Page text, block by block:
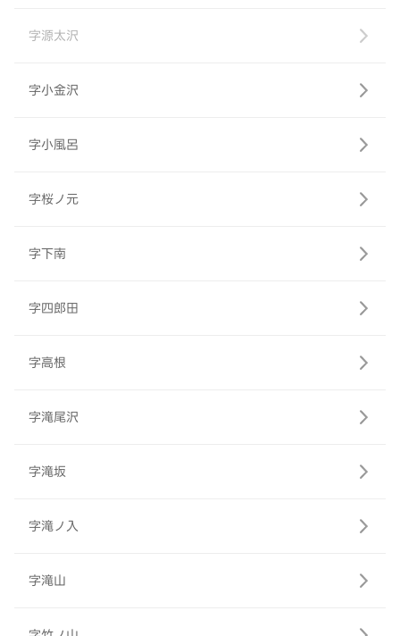
字源太沢
字小金沢
字小風呂
字桜ノ元
字下南
字四郎田
字高根
字滝尾沢
字滝坂
字滝ノ入
字滝山